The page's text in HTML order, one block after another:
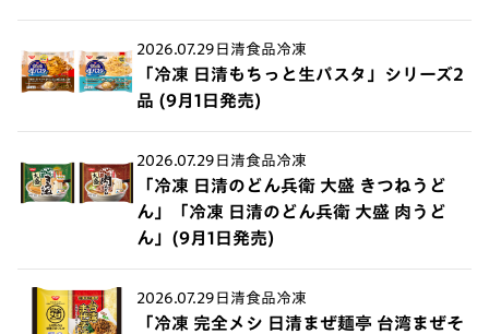
2026.07.29 日清食品冷凍
「冷凍 日清もちっと生パスタ」シリーズ2
品 (9月1日発売)
2026.07.29 日清食品冷凍
「冷凍 日清のどん兵衛 大盛 きつねうど
ん」「冷凍 日清のどん兵衛 大盛 肉うど
ん」(9月1日発売)
2026.07.29 日清食品冷凍
「冷凍 完全メシ 日清まぜ麺亭 台湾まぜそ